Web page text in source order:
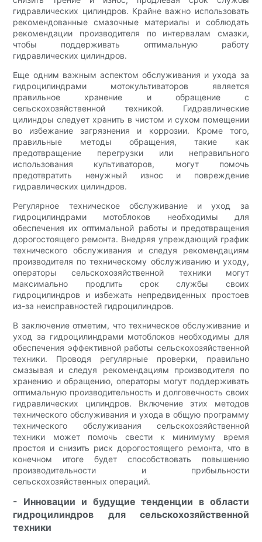
гидравлических цилиндров. Крайне важно использовать
рекомендованные смазочные материалы и соблюдать
рекомендации производителя по интервалам смазки,
чтобы поддерживать оптимальную работу
гидравлических цилиндров.
Еще одним важным аспектом обслуживания и ухода за
гидроцилиндрами мотокультиваторов является
правильное хранение и обращение с
сельскохозяйственной техникой. Гидравлические
цилиндры следует хранить в чистом и сухом помещении
во избежание загрязнения и коррозии. Кроме того,
правильные методы обращения, такие как
предотвращение перегрузки или неправильного
использования культиваторов, могут помочь
предотвратить ненужный износ и повреждение
гидравлических цилиндров.
Регулярное техническое обслуживание и уход за
гидроцилиндрами мотоблоков необходимы для
обеспечения их оптимальной работы и предотвращения
дорогостоящего ремонта. Внедряя упреждающий график
технического обслуживания и следуя рекомендациям
производителя по техническому обслуживанию и уходу,
операторы сельскохозяйственной техники могут
максимально продлить срок службы своих
гидроцилиндров и избежать непредвиденных простоев
из-за неисправностей гидроцилиндров.
В заключение отметим, что техническое обслуживание и
уход за гидроцилиндрами мотоблоков необходимы для
обеспечения эффективной работы сельскохозяйственной
техники. Проводя регулярные проверки, правильно
смазывая и следуя рекомендациям производителя по
хранению и обращению, операторы могут поддерживать
оптимальную производительность и долговечность своих
гидравлических цилиндров. Включение этих методов
технического обслуживания и ухода в общую программу
технического обслуживания сельскохозяйственной
техники может помочь свести к минимуму время
простоя и снизить риск дорогостоящего ремонта, что в
конечном итоге будет способствовать повышению
производительности и прибыльности
сельскохозяйственных операций.
- Инновации и будущие тенденции в области
гидроцилиндров для сельскохозяйственной
техники